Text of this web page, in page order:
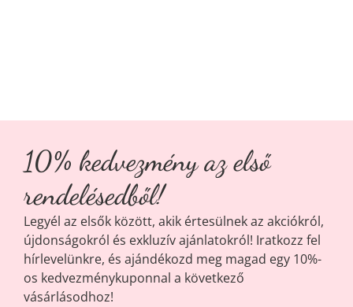
10% kedvezmény az első
rendelésedből!
Legyél az elsők között, akik értesülnek az akciókról,
újdonságokról és exkluzív ajánlatokról! Iratkozz fel
hírlevelünkre, és ajándékozd meg magad egy 10%-
os kedvezménykuponnal a következő
vásárlásodhoz!